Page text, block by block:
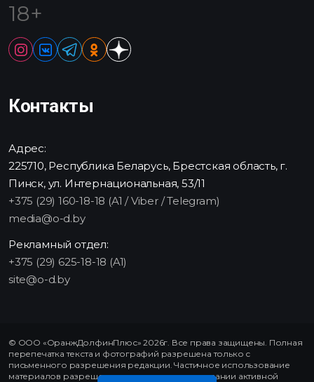
18+
Контакты
Адрес:
225710, Республика Беларусь, Брестская область, г.
Пинск, ул. Интернациональная, 53/11
+375 (29) 160-18-18 (A1 / Viber / Telegram)
media@o-d.by
Рекламный отдел:
+375 (29) 625-18-18 (A1)
site@o-d.by
© ООО «ОранжДолфинПлюс» 2026г. Все права защищены. Полная
перепечатка текста и фотографий разрешена только с
письменного разрешения редакции. Частичное использование
материалов разрешено только при использовании активной